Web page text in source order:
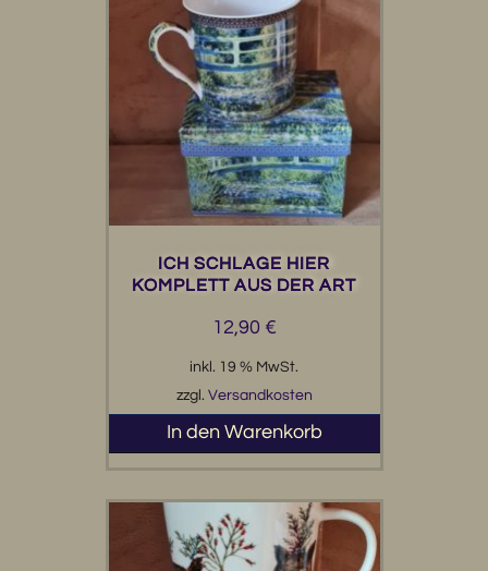
ICH SCHLAGE HIER
KOMPLETT AUS DER ART
12,90 €
inkl. 19 % MwSt.
zzgl. Versandkosten
In den Warenkorb